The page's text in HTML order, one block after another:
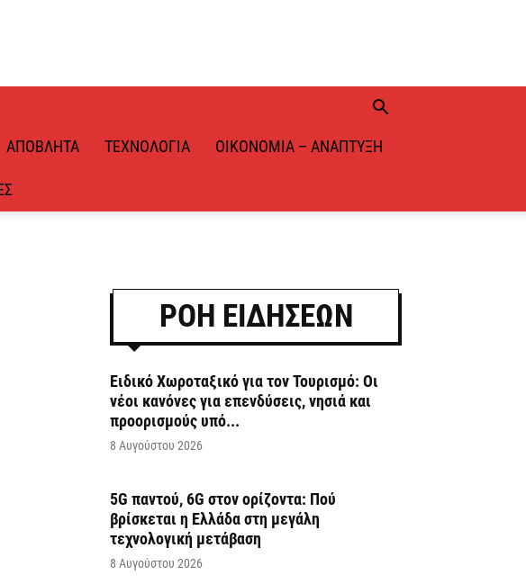
ΑΠΌΒΛΗΤΑ ΤΕΧΝΟΛΟΓΊΑ ΟΙΚΟΝΟΜΊΑ – ΑΝΆΠΤΥΞΗ
ΡΟΗ ΕΙΔΗΣΕΩΝ
Ειδικό Χωροταξικό για τον Τουρισμό: Οι
νέοι κανόνες για επενδύσεις, νησιά και
προορισμούς υπό...
8 Αυγούστου 2026
5G παντού, 6G στον ορίζοντα: Πού
βρίσκεται η Ελλάδα στη μεγάλη
τεχνολογική μετάβαση
8 Αυγούστου 2026